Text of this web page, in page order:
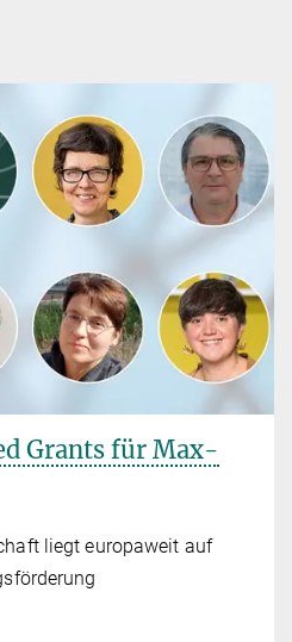
Grants für Max-
liegt europaweit auf